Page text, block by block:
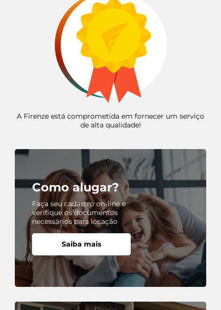
A Firenze está comprometida em fornecer um serviço
de alta qualidade!
Como alugar?
Faça seu cadastro on-line e
verifique os documentos
necessários para locação
Saiba mais